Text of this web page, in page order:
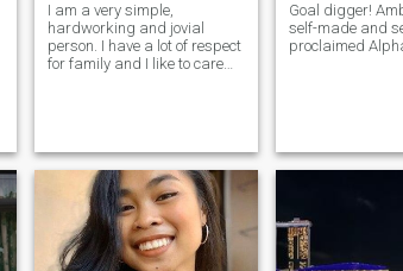
I am a very simple,
hardworking and jovial
person. I have a lot of respect
for family and I like to care
Goal digger!
self-made and
proclaimed